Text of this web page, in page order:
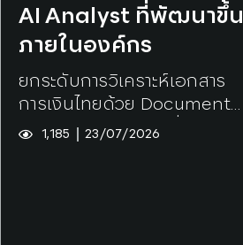
AI Analyst ที่พัฒนาขึ้น
ภายในองค์กร
ยกระดับการวิเคราะห์เอกสาร
การเงินไทยด้วย Document
Intelligence พร้อมยื่นจดสิทธิ
1,185 23/07/2026